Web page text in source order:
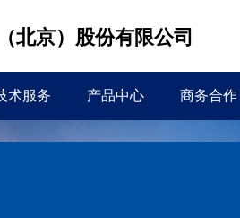
北京）股份有限公司
术服务 产品中心 商务合作